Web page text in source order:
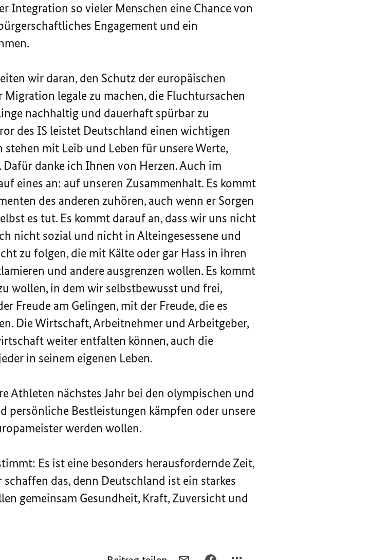
Integration so vieler Menschen eine Chance von
Engagement und ein
wir daran, den Schutz der europäischen
legale zu machen, die Fluchtursachen
nachhaltig und dauerhaft spürbar zu
des IS leistet Deutschland einen wichtigen
mit Leib und Leben für unsere Werte,
danke ich Ihnen von Herzen. Auch im
eines an: auf unseren Zusammenhalt. Es kommt
des anderen zuhören, auch wenn er Sorgen
es tut. Es kommt darauf an, dass wir uns nicht
nicht sozial und nicht in Alteingesessene und
zu folgen, die mit Kälte oder gar Hass in ihren
und andere ausgrenzen wollen. Es kommt
wollen, in dem wir selbstbewusst und frei,
Freude am Gelingen, mit der Freude, die es
Die Wirtschaft, Arbeitnehmer und Arbeitgeber,
weiter entfalten können, auch die
in seinem eigenen Leben.
Athleten nächstes Jahr bei den olympischen und
persönliche Bestleistungen kämpfen oder unsere
werden wollen.
Es ist eine besonders herausfordernde Zeit,
das, denn Deutschland ist ein starkes
gemeinsam Gesundheit, Kraft, Zuversicht und